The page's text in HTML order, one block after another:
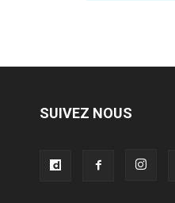
SUIVEZ NOUS